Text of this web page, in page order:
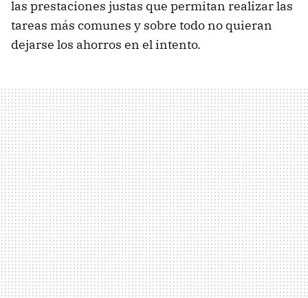
las prestaciones justas que permitan realizar las
tareas más comunes y sobre todo no quieran
dejarse los ahorros en el intento.